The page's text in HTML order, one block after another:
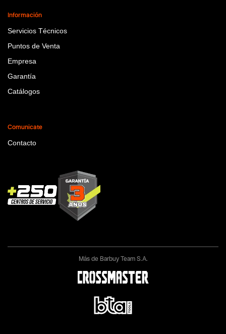
Información
Servicios Técnicos
Puntos de Venta
Empresa
Garantía
Catálogos
Comunicate
Contacto
Más de Barbuy Team S.A.